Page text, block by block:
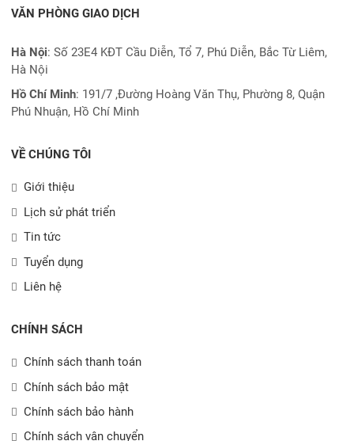
VĂN PHÒNG GIAO DỊCH
Hà Nội: Số 23E4 KĐT Cầu Diễn, Tổ 7, Phú Diễn, Bắc Từ Liêm,
Hà Nội
Hồ Chí Minh: 191/7 ,Đường Hoàng Văn Thụ, Phường 8, Quận
Phú Nhuận, Hồ Chí Minh
VỀ CHÚNG TÔI
Giới thiệu
Lịch sử phát triển
Tin tức
Tuyển dụng
Liên hệ
CHÍNH SÁCH
Chính sách thanh toán
Chính sách bảo mật
Chính sách bảo hành
Chính sách vận chuyển